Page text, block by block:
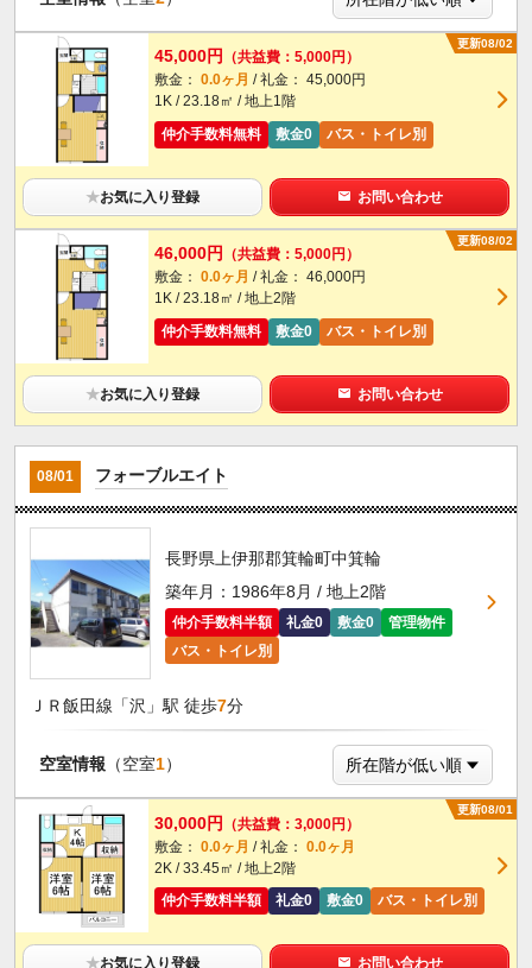
更新08/02
45,000円
（共益費：5,000円）
敷金： 0.0ヶ月 / 礼金： 45,000円
1K / 23.18㎡ / 地上1階
仲介手数料無料
敷金0 バス・トイレ別
★お気に入り登録 お問い合わせ
更新08/02
46,000円
（共益費：5,000円）
敷金： 0.0ヶ月 / 礼金： 46,000円
1K / 23.18㎡ / 地上2階
仲介手数料無料
敷金0 バス・トイレ別
★お気に入り登録 お問い合わせ
08/01 フォーブルエイト
長野県上伊那郡箕輪町中箕輪
築年月：1986年8月 / 地上2階
仲介手数料半額 礼金0 敷金0
管理物件
バス・トイレ別
ＪＲ飯田線「沢」駅 徒歩7分
空室情報 （空室1）
更新08/01
30,000円 （共益費：3,000円）
敷金： 0.0ヶ月 / 礼金： 0.0ヶ月
2K / 33.45㎡ / 地上2階
仲介手数料半額
礼金0 敷金0 バス・トイレ別
★お気に入り登録 お問い合わせ